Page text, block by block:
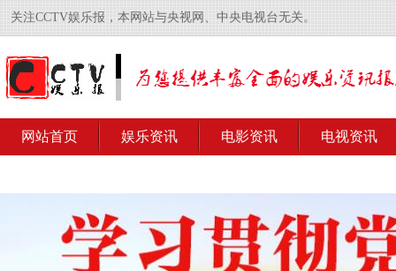
关注CCTV娱乐报，本网站与央视网、中央电视台无关。
网站首页 娱乐资讯 电影资讯 电视资讯